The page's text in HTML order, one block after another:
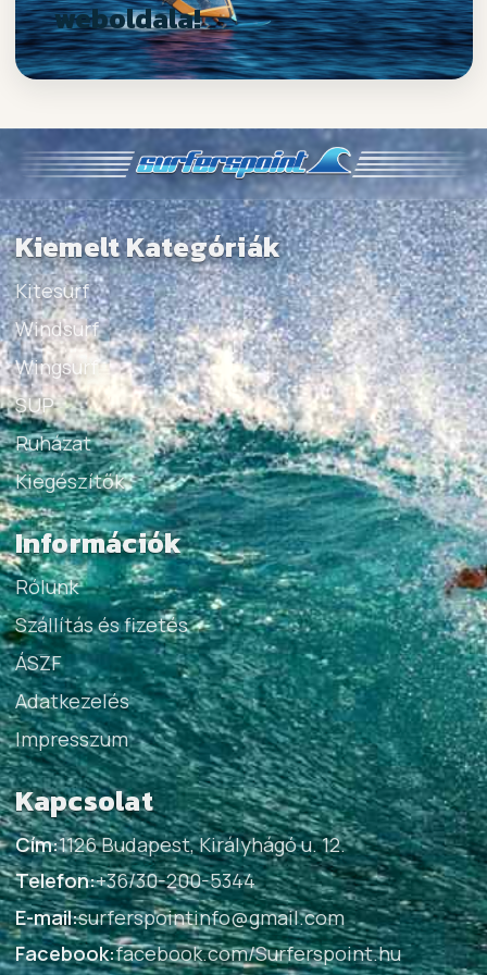
weboldala!
Kiemelt Kategóriák
Kitesurf
Windsurf
Wingsurf
SUP
Ruházat
Kiegészítők
Információk
Rólunk
Szállítás és fizetés
ÁSZF
Adatkezelés
Impresszum
Kapcsolat
Cím:1126 Budapest, Királyhágó u. 12.
Telefon:+36/30-200-5344
E-mail:surferspointinfo@gmail.com
Facebook:facebook.com/Surferspoint.hu